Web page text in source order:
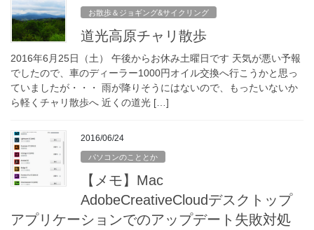
お散歩＆ジョギング&サイクリング
道光高原チャリ散歩
2016年6月25日（土） 午後からお休み土曜日です 天気が悪い予報
でしたので、車のディーラー1000円オイル交換へ行こうかと思っ
ていましたが・・・ 雨が降りそうにはないので、もったいないか
ら軽くチャリ散歩へ 近くの道光 […]
2016/06/24
パソコンのこととか
【メモ】Mac
AdobeCreativeCloudデスクトップ
アプリケーションでのアップデート失敗対処